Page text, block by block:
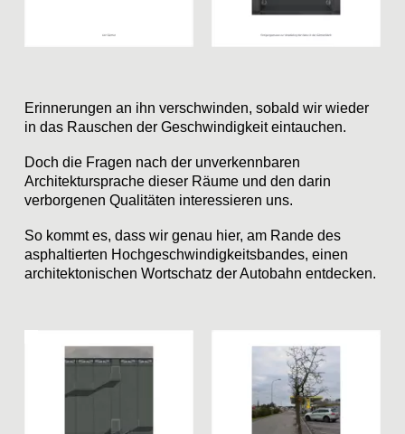
Erinnerungen an ihn verschwinden, sobald wir wieder
in das Rauschen der Geschwindigkeit eintauchen.
Doch die Fragen nach der unverkennbaren
Architektursprache dieser Räume und den darin
verborgenen Qualitäten interessieren uns.
So kommt es, dass wir genau hier, am Rande des
asphaltierten Hochgeschwindigkeitsbandes, einen
architektonischen Wortschatz der Autobahn entdecken.